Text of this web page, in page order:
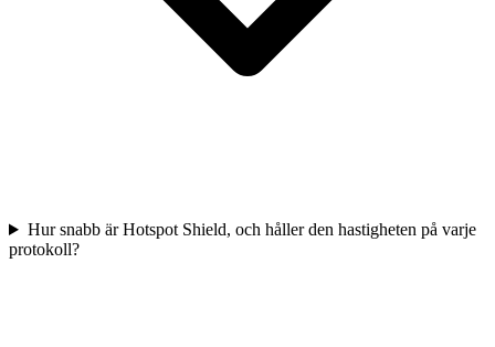
Hur snabb är Hotspot Shield, och håller den hastigheten på varje
protokoll?